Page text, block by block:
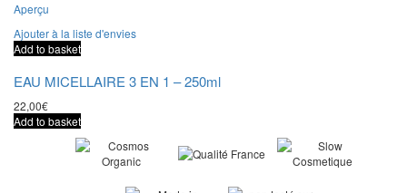
Aperçu
Ajouter à la liste d'envies
Add to basket
EAU MICELLAIRE 3 EN 1 – 250ml
22,00€
Add to basket